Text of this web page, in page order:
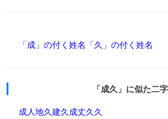
「成」の付く姓名 「久」の付く姓名
「成久」に似た二
成人地久建久成丈久久